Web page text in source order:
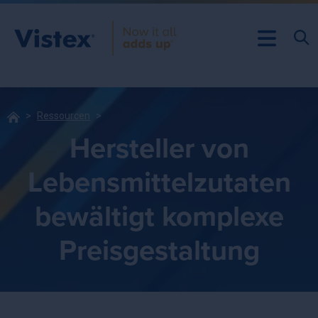
Ressourcen
Hersteller von
Lebensmittelzutaten
bewältigt komplexe
Preisgestaltung